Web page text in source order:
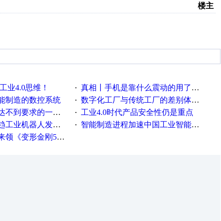
楼主
业4.0思维！ · 真相丨手机是靠什么震动的用了这么多年才知道！
制造的数控系统
· 数字化工厂与传统工厂的差别体现在哪里？
要求的一些因素
·
工业4.0时代产品安全性仍是重点
机器人发展迅猛
·
智能制造进程加速中国工业智能化之路发展趋势明显
变形金刚5》观影券